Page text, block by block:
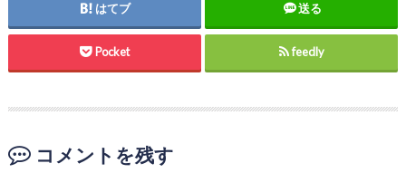
はてブ 送る
Pocket feedly
コメントを残す